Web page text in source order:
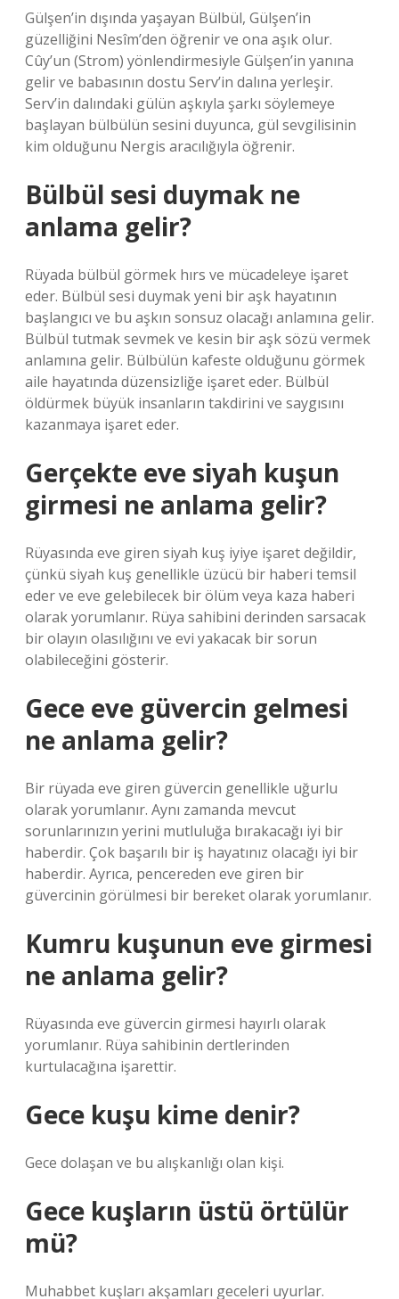
Gülşen’in dışında yaşayan Bülbül, Gülşen’in
güzelliğini Nesîm’den öğrenir ve ona aşık olur.
Cûy’un (Strom) yönlendirmesiyle Gülşen’in yanına
gelir ve babasının dostu Serv’in dalına yerleşir.
Serv’in dalındaki gülün aşkıyla şarkı söylemeye
başlayan bülbülün sesini duyunca, gül sevgilisinin
kim olduğunu Nergis aracılığıyla öğrenir.
Bülbül sesi duymak ne
anlama gelir?
Rüyada bülbül görmek hırs ve mücadeleye işaret
eder. Bülbül sesi duymak yeni bir aşk hayatının
başlangıcı ve bu aşkın sonsuz olacağı anlamına gelir.
Bülbül tutmak sevmek ve kesin bir aşk sözü vermek
anlamına gelir. Bülbülün kafeste olduğunu görmek
aile hayatında düzensizliğe işaret eder. Bülbül
öldürmek büyük insanların takdirini ve saygısını
kazanmaya işaret eder.
Gerçekte eve siyah kuşun
girmesi ne anlama gelir?
Rüyasında eve giren siyah kuş iyiye işaret değildir,
çünkü siyah kuş genellikle üzücü bir haberi temsil
eder ve eve gelebilecek bir ölüm veya kaza haberi
olarak yorumlanır. Rüya sahibini derinden sarsacak
bir olayın olasılığını ve evi yakacak bir sorun
olabileceğini gösterir.
Gece eve güvercin gelmesi
ne anlama gelir?
Bir rüyada eve giren güvercin genellikle uğurlu
olarak yorumlanır. Aynı zamanda mevcut
sorunlarınızın yerini mutluluğa bırakacağı iyi bir
haberdir. Çok başarılı bir iş hayatınız olacağı iyi bir
haberdir. Ayrıca, pencereden eve giren bir
güvercinin görülmesi bir bereket olarak yorumlanır.
Kumru kuşunun eve girmesi
ne anlama gelir?
Rüyasında eve güvercin girmesi hayırlı olarak
yorumlanır. Rüya sahibinin dertlerinden
kurtulacağına işarettir.
Gece kuşu kime denir?
Gece dolaşan ve bu alışkanlığı olan kişi.
Gece kuşların üstü örtülür
mü?
Muhabbet kuşları akşamları geceleri uyurlar.